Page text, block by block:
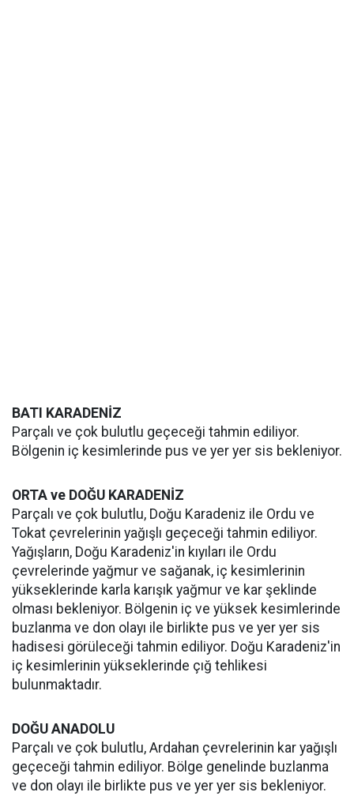
BATI KARADENİZ
Parçalı ve çok bulutlu geçeceği tahmin ediliyor.
Bölgenin iç kesimlerinde pus ve yer yer sis bekleniyor.
ORTA ve DOĞU KARADENİZ
Parçalı ve çok bulutlu, Doğu Karadeniz ile Ordu ve
Tokat çevrelerinin yağışlı geçeceği tahmin ediliyor.
Yağışların, Doğu Karadeniz'in kıyıları ile Ordu
çevrelerinde yağmur ve sağanak, iç kesimlerinin
yükseklerinde karla karışık yağmur ve kar şeklinde
olması bekleniyor. Bölgenin iç ve yüksek kesimlerinde
buzlanma ve don olayı ile birlikte pus ve yer yer sis
hadisesi görüleceği tahmin ediliyor. Doğu Karadeniz'in
iç kesimlerinin yükseklerinde çığ tehlikesi
bulunmaktadır.
DOĞU ANADOLU
Parçalı ve çok bulutlu, Ardahan çevrelerinin kar yağışlı
geçeceği tahmin ediliyor. Bölge genelinde buzlanma
ve don olayı ile birlikte pus ve yer yer sis bekleniyor.